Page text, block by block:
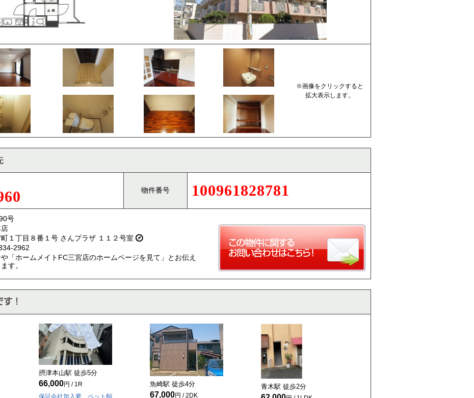
※画像をクリックすると
拡大表示します。
物件番号 100961828781
号
１丁目８番１号 さんプラザ １１２号室
2962
「ホームメイトFC三宮店のホームページを見て」とお伝え
す。
摂津本山駅 徒歩5分
66,000円 / 1R
保証会社加入要 ペット飼
魚崎駅 徒歩4分
67,000円 / 2DK
青木駅 徒歩2分